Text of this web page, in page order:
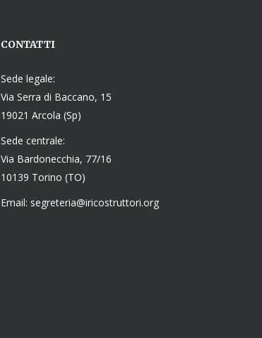
CONTATTI
Sede legale:
Via Serra di Baccano, 15
19021 Arcola (Sp)
Sede centrale:
Via Bardonecchia, 77/16
10139 Torino (TO)
Email: segreteria@iricostruttori.org